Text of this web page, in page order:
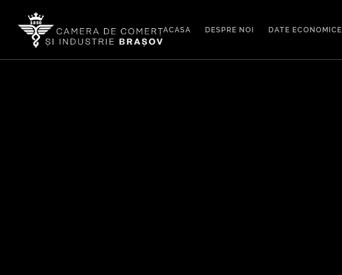
ACASA DESPRE NOI DATE ECONOMICE